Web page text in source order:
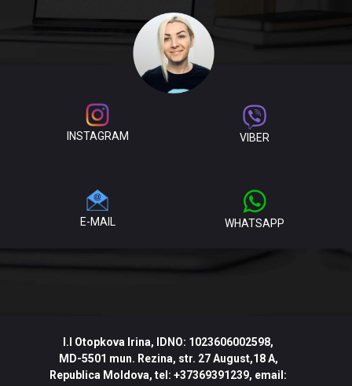
VIBER
INSTAGRAM
E-MAIL WHATSAPP
I.I Otopkova Irina, IDNO: 1023606002598,
MD-5501 mun. Rezina, str. 27 August,18 A,
Republica Moldova, tel: +37369391239, email: